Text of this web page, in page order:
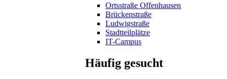
Ortsstraße Offenhausen
Brückenstraße
Ludwigstraße
Stadtteilplätze
IT-Campus
Häufig gesucht